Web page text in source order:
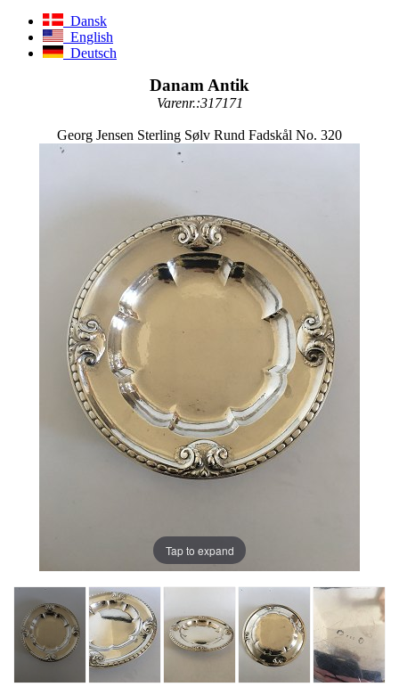
Dansk
English
Deutsch
Danam Antik
Varenr.:317171
Georg Jensen Sterling Sølv Rund Fadskål No. 320
Tap to expand